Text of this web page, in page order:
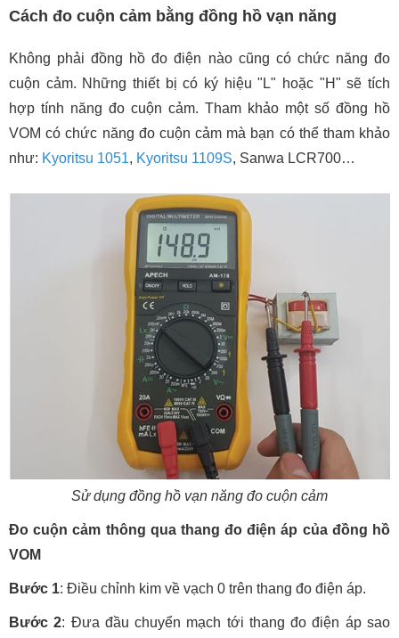
Cách đo cuộn cảm bằng đồng hồ vạn năng
Không phải đồng hồ đo điện nào cũng có chức năng đo
cuộn cảm. Những thiết bị có ký hiệu "L" hoặc "H" sẽ tích
hợp tính năng đo cuộn cảm. Tham khảo một số đồng hồ
VOM có chức năng đo cuộn cảm mà bạn có thể tham khảo
như: Kyoritsu 1051, Kyoritsu 1109S, Sanwa LCR700…
Sử dụng đồng hồ vạn năng đo cuộn cảm
Đo cuộn cảm thông qua thang đo điện áp của đồng hồ
VOM
Bước 1: Điều chỉnh kim về vạch 0 trên thang đo điện áp.
Bước 2: Đưa đầu chuyển mạch tới thang đo điện áp sao